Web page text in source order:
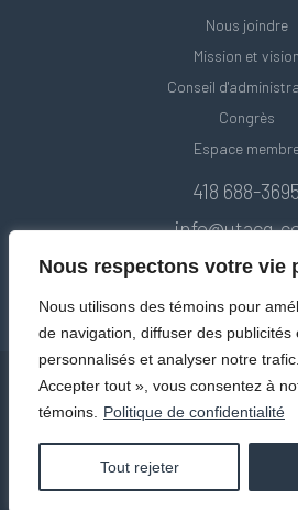
Nous respectons votre vie
Nous utilisons des témoins pour
de navigation, diffuser des publicités
personnalisés et analyser notre
Accepter tout », vous consentez à
témoins.
Politique de confidentialité
Tout rejeter
Nous joindre
Mission et vision
Conseil
Congrès
Espace
418 688-3695
réservés 2020.Politique de